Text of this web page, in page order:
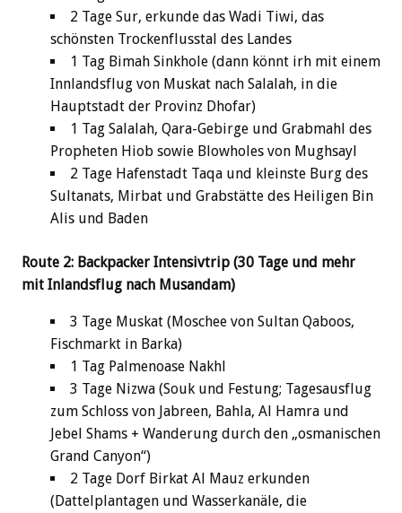
2 Tage Sur, erkunde das Wadi Tiwi, das
schönsten Trockenflusstal des Landes
1 Tag Bimah Sinkhole (dann könnt irh mit einem
Innlandsflug von Muskat nach Salalah, in die
Hauptstadt der Provinz Dhofar)
1 Tag Salalah, Qara-Gebirge und Grabmahl des
Propheten Hiob sowie Blowholes von Mughsayl
2 Tage Hafenstadt Taqa und kleinste Burg des
Sultanats, Mirbat und Grabstätte des Heiligen Bin
Alis und Baden
Route 2: Backpacker Intensivtrip (30 Tage und mehr
mit Inlandsflug nach Musandam)
3 Tage Muskat (Moschee von Sultan Qaboos,
Fischmarkt in Barka)
1 Tag Palmenoase Nakhl
3 Tage Nizwa (Souk und Festung; Tagesausflug
zum Schloss von Jabreen, Bahla, Al Hamra und
Jebel Shams + Wanderung durch den „osmanischen
Grand Canyon“)
2 Tage Dorf Birkat Al Mauz erkunden
(Dattelplantagen und Wasserkanäle, die